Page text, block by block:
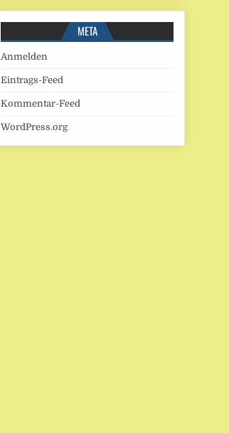
META
Anmelden
Eintrags-Feed
Kommentar-Feed
WordPress.org